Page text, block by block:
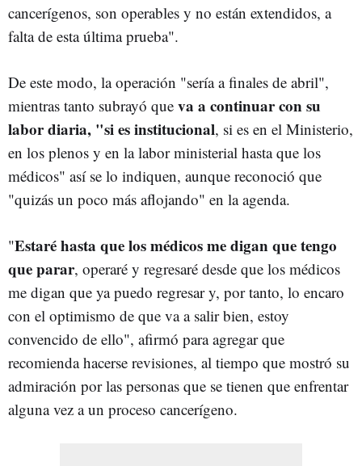
cancerígenos, son operables y no están extendidos, a
falta de esta última prueba".
De este modo, la operación "sería a finales de abril",
mientras tanto subrayó que va a continuar con su
labor diaria, "si es institucional, si es en el Ministerio,
en los plenos y en la labor ministerial hasta que los
médicos" así se lo indiquen, aunque reconoció que
"quizás un poco más aflojando" en la agenda.
"Estaré hasta que los médicos me digan que tengo
que parar, operaré y regresaré desde que los médicos
me digan que ya puedo regresar y, por tanto, lo encaro
con el optimismo de que va a salir bien, estoy
convencido de ello", afirmó para agregar que
recomienda hacerse revisiones, al tiempo que mostró su
admiración por las personas que se tienen que enfrentar
alguna vez a un proceso cancerígeno.